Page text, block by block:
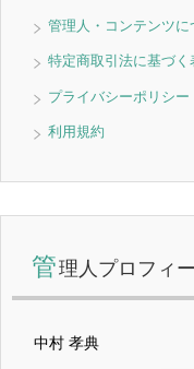
管理人・コンテンツに
特定商取引法に基づく
プライバシーポリシー
利用規約
管理人プロフィ
中村 孝典